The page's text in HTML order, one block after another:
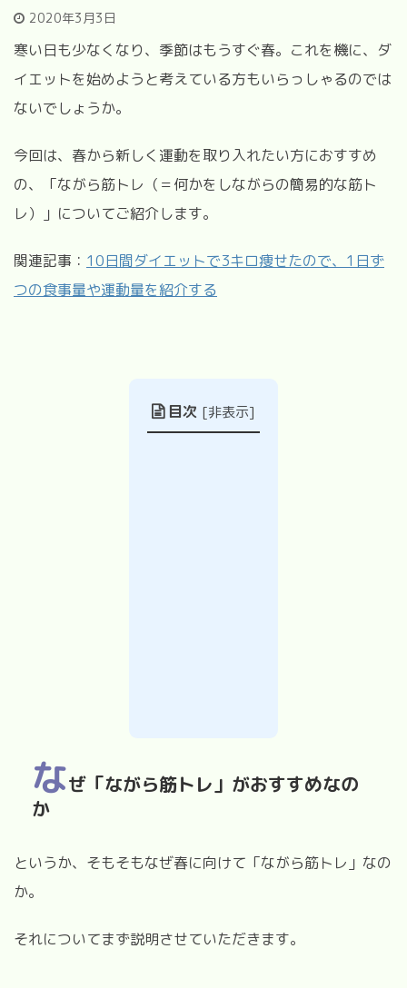
2020年3月3日
寒い日も少なくなり、季節はもうすぐ春。これを機に、ダ
イエットを始めようと考えている方もいらっしゃるのでは
ないでしょうか。
今回は、春から新しく運動を取り入れたい方におすすめ
の、「ながら筋トレ（＝何かをしながらの簡易的な筋ト
レ）」についてご紹介します。
関連記事： 10日間ダイエットで3キロ痩せたので、1日ず
つの食事量や運動量を紹介する
目次 [非表示]
なぜ「ながら筋トレ」がおすすめなの
か
というか、そもそもなぜ春に向けて「ながら筋トレ」なの
か。
それについてまず説明させていただきます。